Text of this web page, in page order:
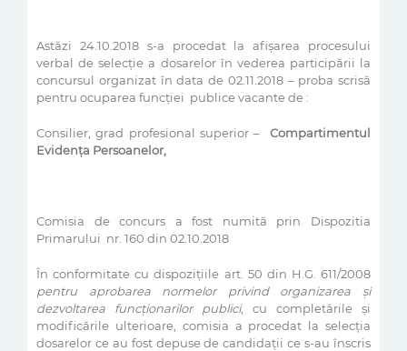
Astăzi 24.10.2018 s-a procedat la afişarea procesului
verbal de selecţie a dosarelor în vederea participării la
concursul organizat în data de 02.11.2018 – proba scrisă
pentru ocuparea funcției publice vacante de :
Consilier, grad profesional superior – Compartimentul
Evidenţa Persoanelor,
Comisia de concurs a fost numită prin Dispozitia
Primarului nr. 160 din 02.10.2018
În conformitate cu dispoziţiile art. 50 din H.G. 611/2008
pentru aprobarea normelor privind organizarea şi
dezvoltarea funcţionarilor publici, cu completările şi
modificările ulterioare, comisia a procedat la selecţia
dosarelor ce au fost depuse de candidații ce s-au înscris